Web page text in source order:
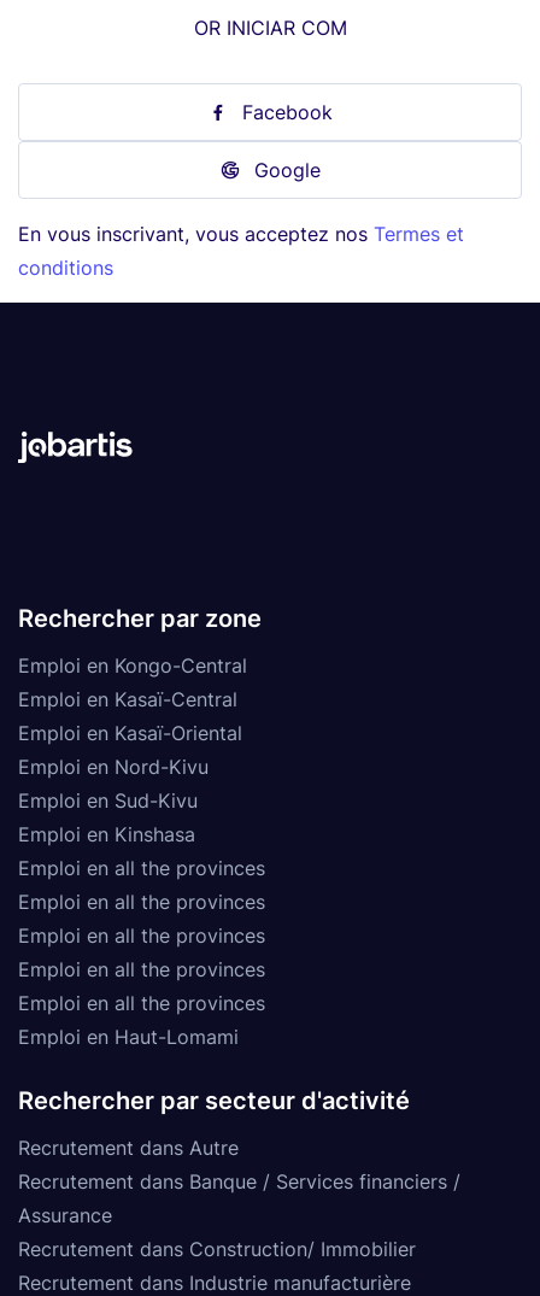
OR INICIAR COM
Facebook
Google
En vous inscrivant, vous acceptez nos Termes et
conditions
Rechercher par zone
Emploi en Kongo-Central
Emploi en Kasaï-Central
Emploi en Kasaï-Oriental
Emploi en Nord-Kivu
Emploi en Sud-Kivu
Emploi en Kinshasa
Emploi en all the provinces
Emploi en all the provinces
Emploi en all the provinces
Emploi en all the provinces
Emploi en all the provinces
Emploi en Haut-Lomami
Rechercher par secteur d'activité
Recrutement dans Autre
Recrutement dans Banque / Services financiers /
Assurance
Recrutement dans Construction/ Immobilier
Recrutement dans Industrie manufacturière